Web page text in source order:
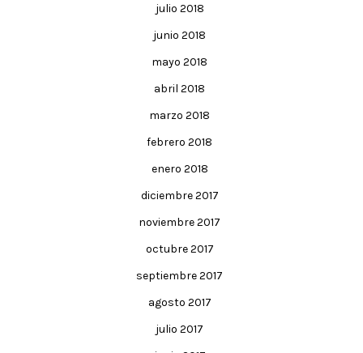
julio 2018
junio 2018
mayo 2018
abril 2018
marzo 2018
febrero 2018
enero 2018
diciembre 2017
noviembre 2017
octubre 2017
septiembre 2017
agosto 2017
julio 2017